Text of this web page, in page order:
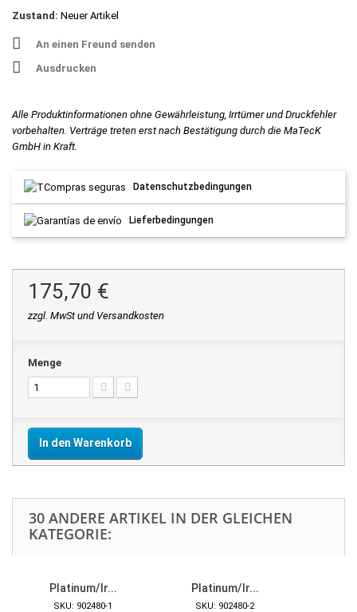
Zustand: Neuer Artikel
An einen Freund senden
Ausdrucken
Alle Produktinformationen ohne Gewährleistung, Irrtümer und Druckfehler
vorbehalten. Verträge treten erst nach Bestätigung durch die MaTecK
GmbH in Kraft.
Datenschutzbedingungen
Lieferbedingungen
175,70 €
zzgl. MwSt und Versandkosten
Menge
In den Warenkorb
30 ANDERE ARTIKEL IN DER GLEICHEN
KATEGORIE:
Platinum/Ir...
SKU: 902480-1
Platinum/Ir...
SKU: 902480-2